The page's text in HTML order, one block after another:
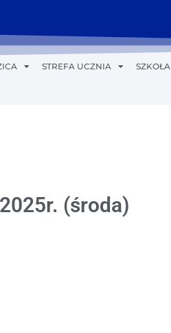
STREFA UCZNIA SZKOŁA
(środa)